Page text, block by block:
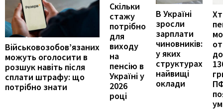
Військовозобов’язаних
можуть оголосити в
розшук навіть після
сплати штрафу: що
потрібно знати
Скільки
стажу
потрібно
для
виходу
на
пенсію в
Україні у
2026
році
В Україні
зросли
зарплати
чиновників:
у яких
структурах
найвищі
оклади